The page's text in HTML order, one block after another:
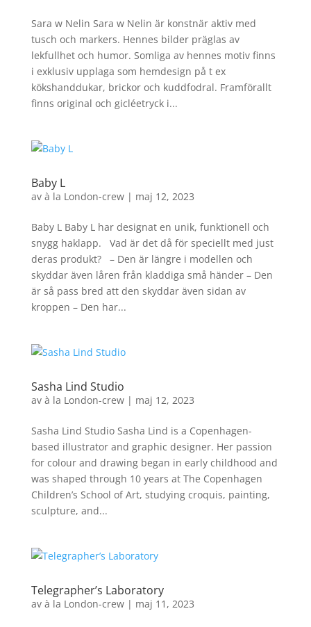
Sara w Nelin Sara w Nelin är konstnär aktiv med
tusch och markers. Hennes bilder präglas av
lekfullhet och humor. Somliga av hennes motiv finns
i exklusiv upplaga som hemdesign på t ex
kökshanddukar, brickor och kuddfodral. Framförallt
finns original och gicléetryck i...
Baby L
av à la London-crew| maj 12, 2023
Baby L Baby L har designat en unik, funktionell och
snygg haklapp. Vad är det då för speciellt med just
deras produkt? – Den är längre i modellen och
skyddar även låren från kladdiga små händer – Den
är så pass bred att den skyddar även sidan av
kroppen – Den har...
Sasha Lind Studio
av à la London-crew| maj 12, 2023
Sasha Lind Studio Sasha Lind is a Copenhagen-
based illustrator and graphic designer. Her passion
for colour and drawing began in early childhood and
was shaped through 10 years at The Copenhagen
Children’s School of Art, studying croquis, painting,
sculpture, and...
Telegrapher’s Laboratory
av à la London-crew| maj 11, 2023